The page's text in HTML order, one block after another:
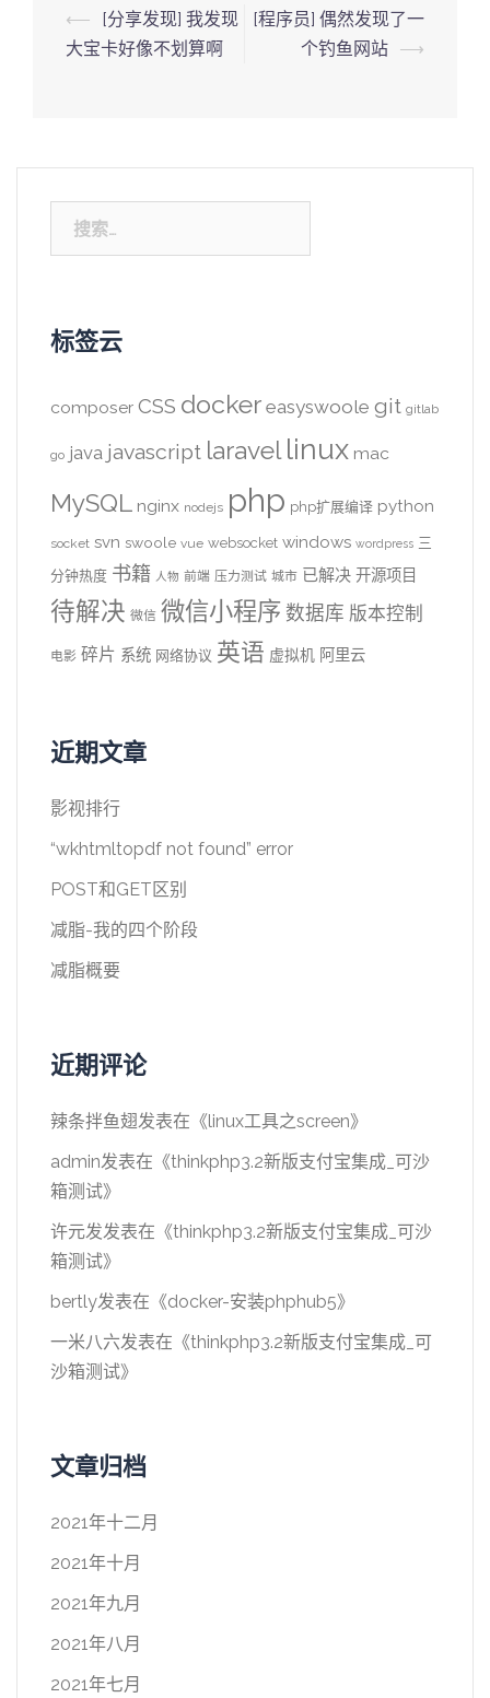
Post
navigation
⟵
[分享发现] 我发现
大宝卡好像不划算啊
[程序员] 偶然发现了一
个钓鱼网站 ⟶
索：
标签云
composer CSS docker easyswoole git gitlab
go java javascript laravel linux mac
MySQL nginx nodejs php php扩展编译 python
socket svn swoole vue websocket windows wordpress 三
分钟热度 书籍 人物 前端 压力测试 城市 已解决 开源项目
待解决 微信 微信小程序 数据库 版本控制
电影 碎片 系统 网络协议 英语 虚拟机 阿里云
近期文章
影视排行
“wkhtmltopdf not found” error
POST和GET区别
减脂-我的四个阶段
减脂概要
近期评论
辣条拌鱼翅发表在《linux工具之screen》
admin发表在《thinkphp3.2新版支付宝集成_可沙
箱测试》
许元发发表在《thinkphp3.2新版支付宝集成_可沙
箱测试》
bertly发表在《docker-安装phphub5》
一米八六发表在《thinkphp3.2新版支付宝集成_可
沙箱测试》
文章归档
2021年十二月
2021年十月
2021年九月
2021年八月
2021年七月